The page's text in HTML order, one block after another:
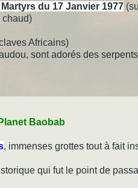
du 17 Janvier 1977
chaud)
...
Africains)
sont adorés des
Baobab
, immenses grottes tout à fait
qui fut le point de